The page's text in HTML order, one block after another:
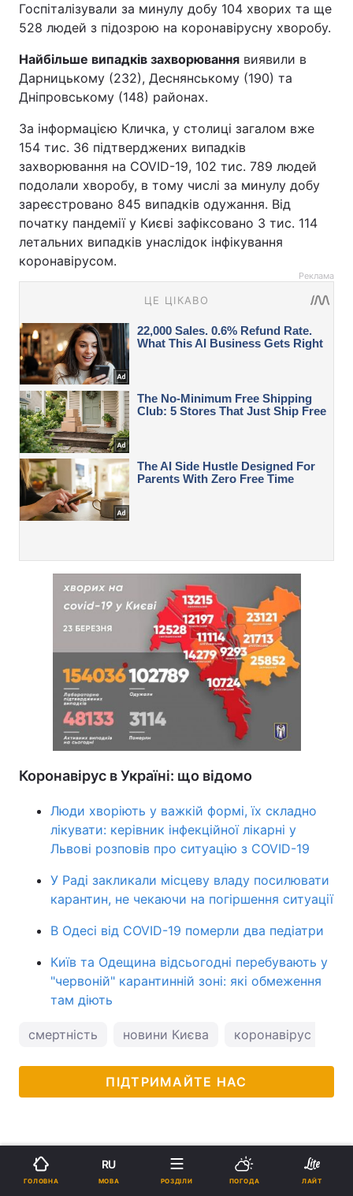
Госпіталізували за минулу добу 104 хворих та ще
528 людей з підозрою на коронавірусну хворобу.
Найбільше випадків захворювання виявили в
Дарницькому (232), Деснянському (190) та
Дніпровському (148) районах.
За інформацією Кличка, у столиці загалом вже
154 тис. 36 підтверджених випадків
захворювання на COVID-19, 102 тис. 789 людей
подолали хворобу, в тому числі за минулу добу
зареєстровано 845 випадків одужання. Від
початку пандемії у Києві зафіксовано 3 тис. 114
летальних випадків унаслідок інфікування
коронавірусом.
Реклама
Коронавірус в Україні: що відомо
Люди хворіють у важкій формі, їх складно
лікувати: керівник інфекційної лікарні у
Львові розповів про ситуацію з COVID-19
У Раді закликали місцеву владу посилювати
карантин, не чекаючи на погіршення ситуації
В Одесі від COVID-19 померли два педіатри
Київ та Одещина відсьогодні перебувають у
"червоній" карантинній зоні: які обмеження
там діють
смертність новини Києва коронавірус в
ПІДТРИМАЙТЕ НАС
ГОЛОВНА
RU
МОВА РОЗДІЛИ ПОГОДА ЛАЙТ